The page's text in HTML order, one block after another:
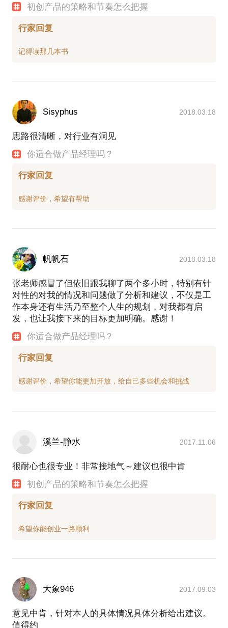
初创产品的策略和节奏怎么把握
行家回复
Sisyphus 2018.03.18
思路很清晰，对行业有洞见
你适合做产品经理吗？
行家回复
帆帆石 2018.03.18
张老师感冒了但依旧跟我聊了两个多小时，特别有针
对性的对我的情况和问题做了分析和建议，不仅是工
作本身还有生活乃至整个人生的规划，对我都有启
发，也让我接下来的目标更加明确。感谢！
你适合做产品经理吗？
行家回复
溪兰-静水 2017.11.06
很耐心也很专业！非常接地气～建议也很中肯
初创产品的策略和节奏怎么把握
行家回复
大象946 2017.09.03
意见中肯，针对本人的具体情况具体分析给出建议。
值得约